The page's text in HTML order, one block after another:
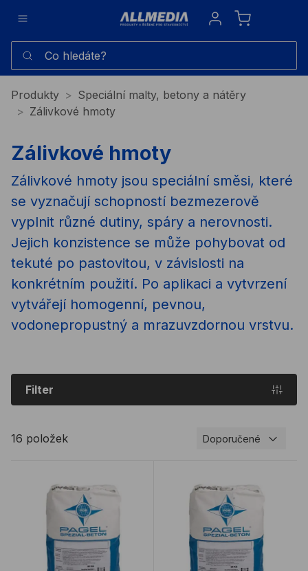
Sign in
Co hledáte?
Produkty
Speciální malty, betony a nátěry
Zálivkové hmoty
Zálivkové hmoty
Zálivkové hmoty jsou speciální směsi, které
se vyznačují schopností bezmezerově
vyplnit různé dutiny, spáry a nerovnosti.
Jejich konzistence se může pohybovat od
tekuté po pastovitou, v závislosti na
konkrétním použití. Po aplikaci a vytvrzení
vytvářejí homogenní, pevnou,
vodonepropustný a mrazuvzdornou vrstvu.
Filter
16 položek Doporučené
PAGEL VT-P05 turbo zálivka plastickáPAGEL VB-P10 blesková